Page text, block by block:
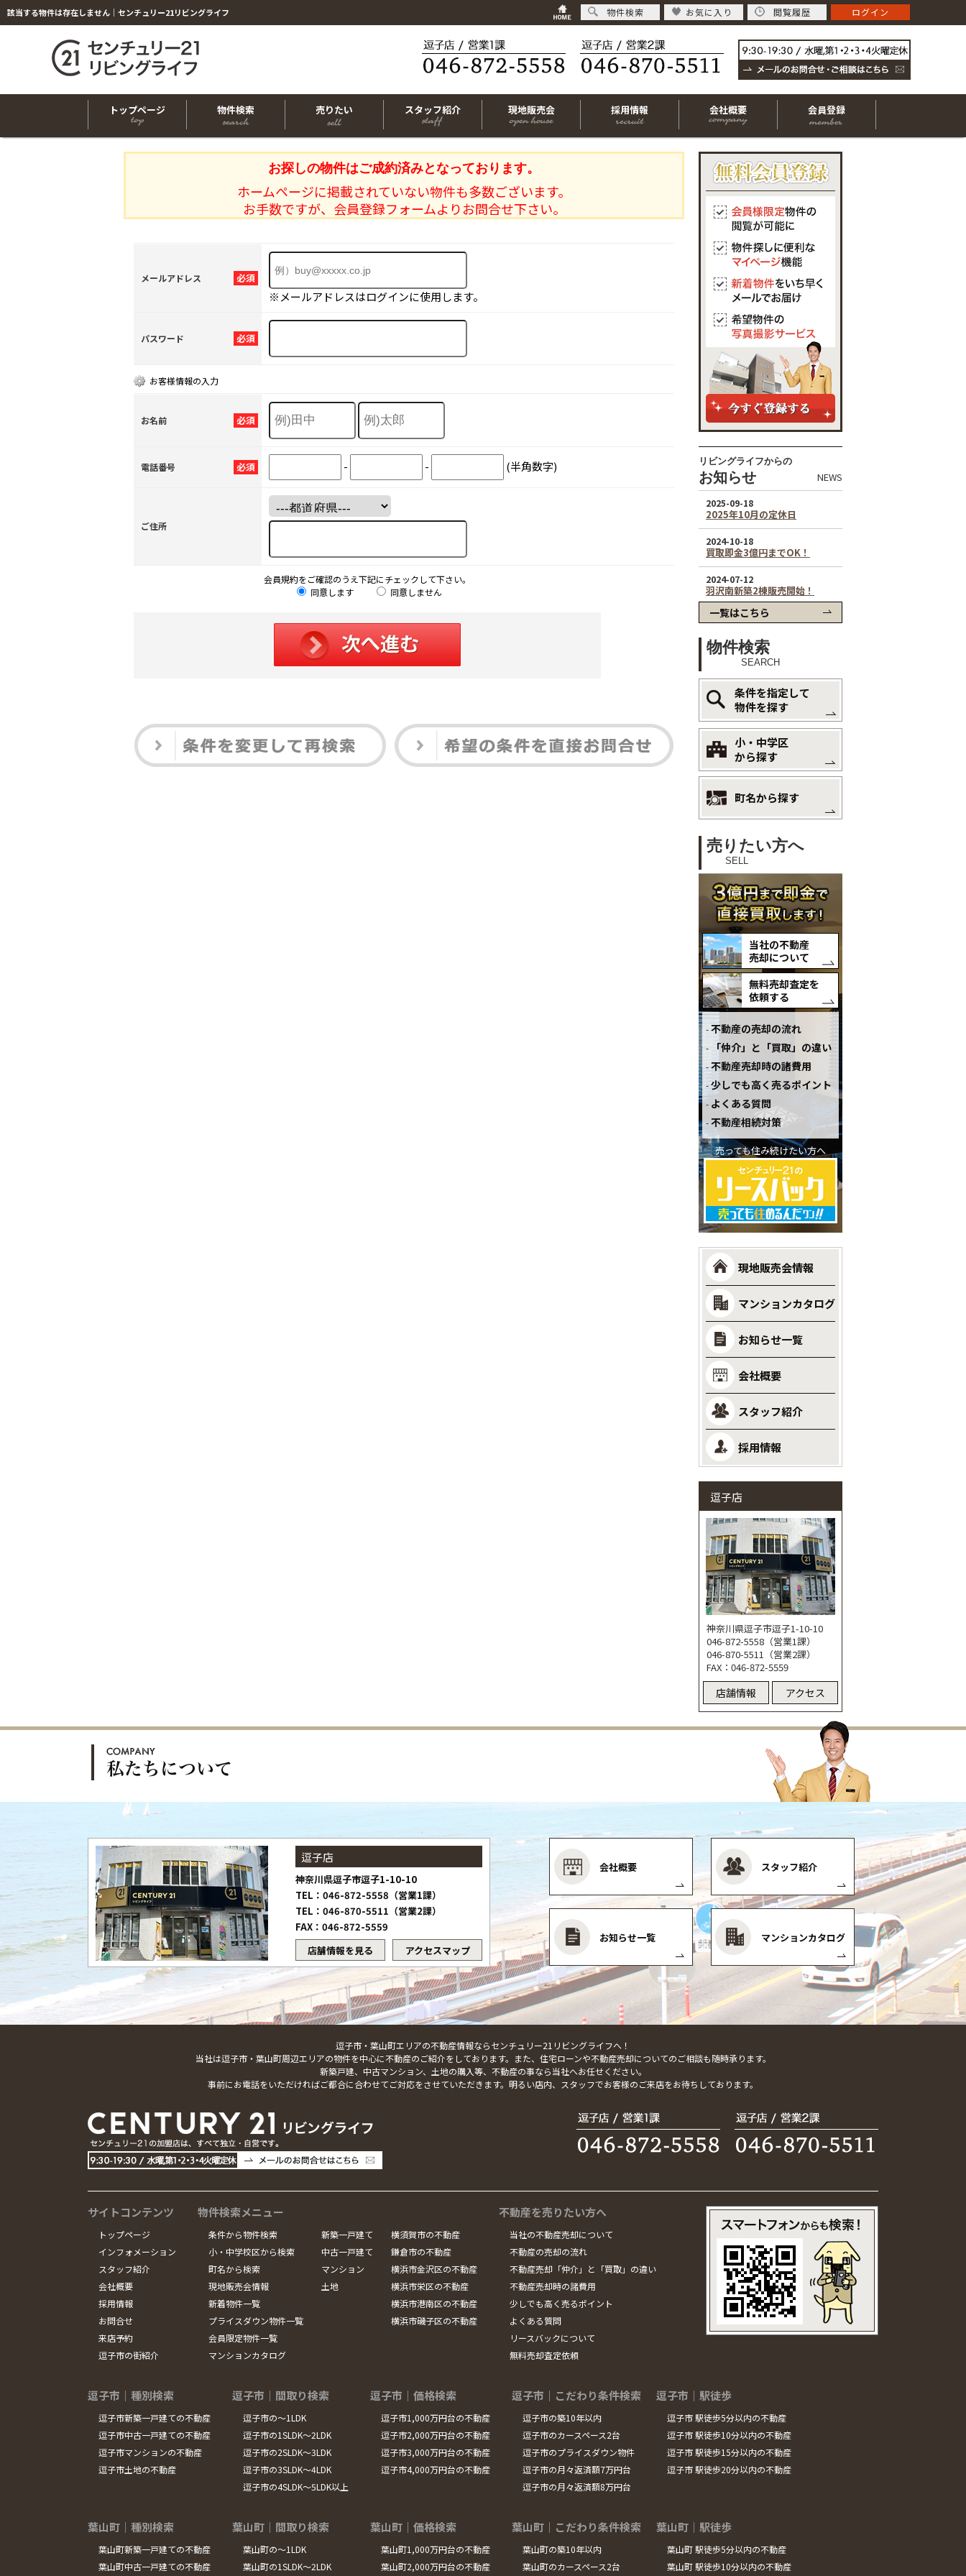
該当する物件は存在しません｜センチュリー21リビングライフ
トップページ 物件検索 売りたい スタッフ紹介 現地販売会 採用情報 会社概要 会員登録
お探しの物件はご成約済みとなっております。
ホームページに掲載されていない物件も多数ございます。
お手数ですが、会員登録フォームよりお問合せ下さい。
必須
メールアドレス
※メールアドレスはログインに使用します。
必須
パスワード
お客様情報の入力
必須
お名前
必須
電話番号 - - (半角数字)
ご住所
会員規約をご確認のうえ下記にチェックして下さい。
同意します
同意しません
リビングライフからの
お知らせ NEWS
一覧はこちら
物件検索
SEARCH
条件を指定して
物件を探す
小・中学区
から探す
町名から探す
売りたい方へ
SELL
当社の不動産
売却について
無料売却査定を
依頼する
不動産の売却の流れ
「仲介」と「買取」の違い
不動産売却時の諸費用
少しでも高く売るポイント
よくある質問
不動産相続対策
売っても住み続けたい方へ
現地販売会情報
マンションカタログ
お知らせ一覧
会社概要
スタッフ紹介
採用情報
逗子店
神奈川県逗子市逗子1-10-10
046-872-5558（営業1課）
046-870-5511（営業2課）
FAX：046-872-5559
店舗情報 アクセス
逗子店
神奈川県逗子市逗子1-10-10
TEL：046-872-5558（営業1課）
TEL：046-870-5511（営業2課）
FAX：046-872-5559
店舗情報を見る
アクセスマップ
会社概要 スタッフ紹介
お知らせ一覧 マンションカタログ
逗子市・葉山町エリアの不動産情報ならセンチュリー21リビングライフへ！
当社は逗子市・葉山町周辺エリアの物件を中心に不動産のご紹介をしております。また、住宅ローンや不動産売却についてのご相談も随時承ります。
新築戸建、中古マンション、土地の購入等、不動産の事なら当社へお任せください。
事前にお電話をいただければご都合に合わせてご対応をさせていただきます。明るい店内、スタッフでお客様のご来店をお待ちしております。
サイトコンテンツ
トップページ
インフォメーション
スタッフ紹介
会社概要
採用情報
お問合せ
来店予約
逗子市の街紹介
物件検索メニュー
条件から物件検索
小・中学校区から検索
町名から検索
現地販売会情報
新着物件一覧
プライスダウン物件一覧
会員限定物件一覧
マンションカタログ
新築一戸建て
中古一戸建て
マンション
土地
横須賀市の不動産
鎌倉市の不動産
横浜市金沢区の不動産
横浜市栄区の不動産
横浜市港南区の不動産
横浜市磯子区の不動産
不動産を売りたい方へ
当社の不動産売却について
不動産の売却の流れ
不動産売却「仲介」と「買取」の違い
不動産売却時の諸費用
少しでも高く売るポイント
よくある質問
リースバックについて
無料売却査定依頼
逗子市｜種別検索
逗子市新築一戸建ての不動産
逗子市中古一戸建ての不動産
逗子市マンションの不動産
逗子市土地の不動産
逗子市｜間取り検索
逗子市の～1LDK
逗子市の1SLDK～2LDK
逗子市の2SLDK～3LDK
逗子市の3SLDK～4LDK
逗子市の4SLDK～5LDK以上
逗子市｜価格検索
逗子市1,000万円台の不動産
逗子市2,000万円台の不動産
逗子市3,000万円台の不動産
逗子市4,000万円台の不動産
逗子市｜こだわり条件検索
逗子市の築10年以内
逗子市のカースペース2台
逗子市のプライスダウン物件
逗子市の月々返済額7万円台
逗子市の月々返済額8万円台
逗子市｜駅徒歩
逗子市 駅徒歩5分以内の不動産
逗子市 駅徒歩10分以内の不動産
逗子市 駅徒歩15分以内の不動産
逗子市 駅徒歩20分以内の不動産
葉山町｜種別検索
葉山町新築一戸建ての不動産
葉山町中古一戸建ての不動産
葉山町｜間取り検索
葉山町の～1LDK
葉山町の1SLDK～2LDK
葉山町｜価格検索
葉山町1,000万円台の不動産
葉山町2,000万円台の不動産
葉山町｜こだわり条件検索
葉山町の築10年以内
葉山町のカースペース2台
葉山町｜駅徒歩
葉山町 駅徒歩5分以内の不動産
葉山町 駅徒歩10分以内の不動産
物件検索 お気に入り 閲覧履歴 ログイン